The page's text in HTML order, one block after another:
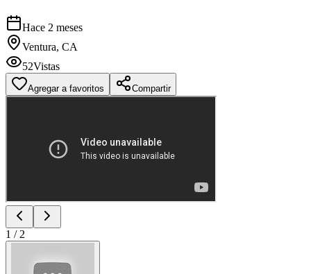
Hace 2 meses
Ventura, CA
52Vistas
Agregar a favoritos Compartir
1 / 2